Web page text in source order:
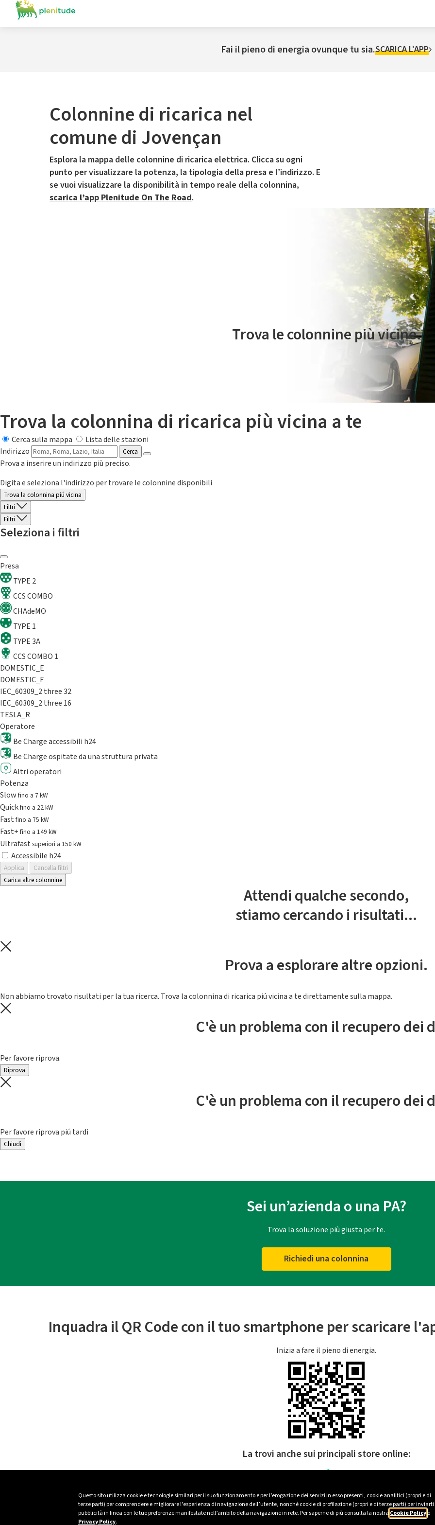
Questo sito utilizza cookie e tecnologie similari per il suo funzionamento e per l’erogazione dei servizi in esso presenti, cookie analitici (propri e di
terze parti) per comprendere e migliorare l’esperienza di navigazione dell’utente, nonché cookie di profilazione (propri e di terze parti) per inviarti
pubblicità in linea con le tue preferenze manifestate nell’ambito della navigazione in rete. Per saperne di più consulta la nostra Cookie Policye
Privacy Policy.
Fai il pieno di energia ovunque tu sia.SCARICA L'APP
Colonnine di ricarica nel
comune di Jovençan
Esplora la mappa delle colonnine di ricarica elettrica. Clicca su ogni
punto per visualizzare la potenza, la tipologia della presa e l’indirizzo. E
se vuoi visualizzare la disponibilità in tempo reale della colonnina,
scarica l’app Plenitude On The Road.
Il servizio di mobilità elettrica è gestito da Plenitude On The Road
Trova le colonnine più vicine.
Trova la colonnina di ricarica più vicina a te
Cerca sulla mappa
Lista delle stazioni
Indirizzo
Cerca
Prova a inserire un indirizzo più preciso.
Digita e seleziona l'indirizzo per trovare le colonnine disponibili
Trova la colonnina piú vicina
Filtri
Filtri
Seleziona i filtri
Presa
TYPE 2
CCS COMBO
CHAdeMO
TYPE 1
TYPE 3A
CCS COMBO 1
DOMESTIC_E
DOMESTIC_F
IEC_60309_2 three 32
IEC_60309_2 three 16
TESLA_R
Operatore
Be Charge accessibili h24
Be Charge ospitate da una struttura privata
Altri operatori
Potenza
Slowfino a 7 kW
Quickfino a 22 kW
Fastfino a 75 kW
Fast+fino a 149 kW
Ultrafast superiori a 150 kW
Accessibile h24
Applica
Cancella filtri
Carica altre colonnine
Attendi qualche secondo,
stiamo cercando i risultati...
Prova a esplorare altre opzioni.
Non abbiamo trovato risultati per la tua ricerca. Trova la colonnina di ricarica piú vicina a te direttamente sulla mappa.
C'è un problema con il recupero dei
Per favore riprova.
Riprova
C'è un problema con il recupero dei
Per favore riprova piú tardi
Chiudi
Sei un’azienda o una PA?
Trova la soluzione più giusta per te.
Richiedi una colonnina
Inquadra il QR Code con il tuo smartphone per scaricare
Inizia a fare il pieno di energia.
La trovi anche sui principali store online: